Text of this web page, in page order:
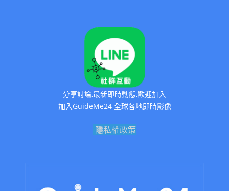
分享討論,最新即時動態,歡迎加入
加入GuideMe24 全球各地即時影像
隱私權政策